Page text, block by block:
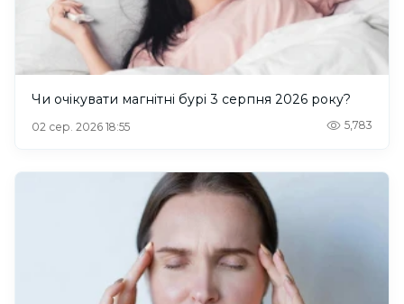
Чи очікувати магнітні бурі 3 серпня 2026 року?
02 сер. 2026 18:55 5,783